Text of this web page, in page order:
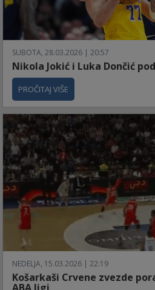
SUBOTA, 28.03.2026 | 20:57
Nikola Jokić i Luka Dončić
PROČITAJ VIŠE
NEDELJA, 15.03.2026 | 22:19
Košarkaši Crvene zvezde